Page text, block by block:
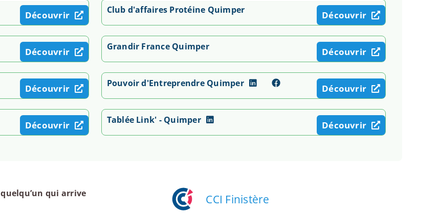
Découvrir Club d'affaires Protéine Quimper Découvrir
Découvrir Grandir France Quimper Découvrir
Découvrir Pouvoir d'Entreprendre Quimper Découvrir
Découvrir Tablée Link' - Quimper Découvrir
qui arrive
CCI Finistère